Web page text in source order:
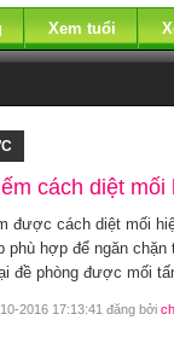
Xem tuổi
cách diệt mối
được cách diệt mối
phù hợp để ngăn
đề phòng được mối
2016 17:13:41 đăng bởi